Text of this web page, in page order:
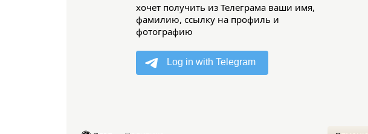
хочет получить из Телеграма ваши имя,
фамилию, ссылку на профиль и
фотографию